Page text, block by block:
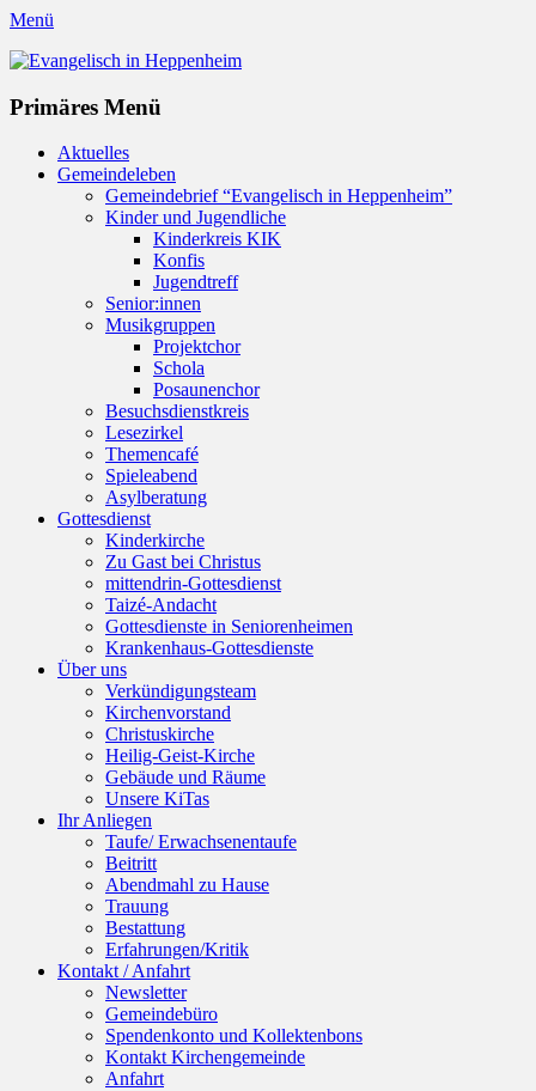
Menü
Evangelisch in Heppenheim
Primäres Menü
Zum
Inhalt
Aktuelles
Gemeindeleben
Gemeindebrief “Evangelisch in Heppenheim”
Kinder und Jugendliche
Kinderkreis KIK
Konfis
Jugendtreff
Senior:innen
Musikgruppen
Projektchor
Schola
Posaunenchor
Besuchsdienstkreis
Lesezirkel
Themencafé
Spieleabend
Asylberatung
Gottesdienst
Kinderkirche
Zu Gast bei Christus
mittendrin-Gottesdienst
Taizé-Andacht
Gottesdienste in Seniorenheimen
Krankenhaus-Gottesdienste
Über uns
Verkündigungsteam
Kirchenvorstand
Christuskirche
Heilig-Geist-Kirche
Gebäude und Räume
Unsere KiTas
Ihr Anliegen
Taufe/ Erwachsenentaufe
Beitritt
Abendmahl zu Hause
Trauung
Bestattung
Erfahrungen/Kritik
Kontakt / Anfahrt
Newsletter
Gemeindebüro
Spendenkonto und Kollektenbons
Kontakt Kirchengemeinde
Anfahrt